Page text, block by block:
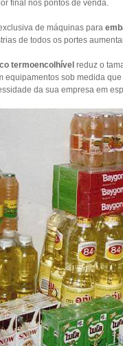
final nos pontos de venda.
de máquinas para
de todos os portes
termoencolhível reduz o
equipamentos sob medida
da sua empresa em